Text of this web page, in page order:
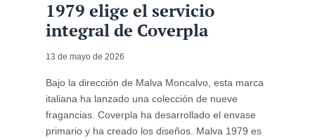
1979 elige el servicio
integral de Coverpla
13 de mayo de 2026
Bajo la dirección de Malva Moncalvo, esta marca
italiana ha lanzado una colección de nueve
fragancias. Coverpla ha desarrollado el envase
primario y ha creado los diseños. Malva 1979 es